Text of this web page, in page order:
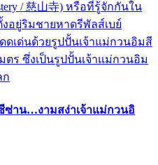
/ 慈山寺) หรือที่รู้จักกันใน
อยู่ริมชายหาดรีพัลส์เบย์
ดดเด่นด้วยรูปปั้นเจ้าแม่กวนอิมสี
ตร ซึ่งเป็นรูปปั้นเจ้าแม่กวนอิม
ก
ซีซ่าน…งามสง่าเจ้าแม่กวนอิ